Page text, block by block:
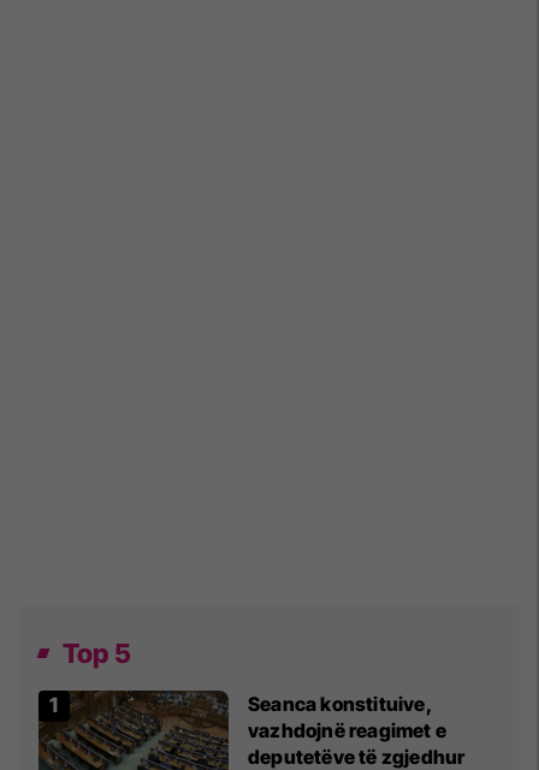
Top 5
Seanca konstituive,
vazhdojnë reagimet e
deputetëve të zgjedhur